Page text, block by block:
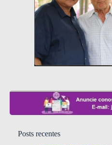
Posts recentes